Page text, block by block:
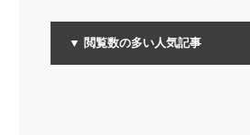
▼ 閲覧数の多い人気記事